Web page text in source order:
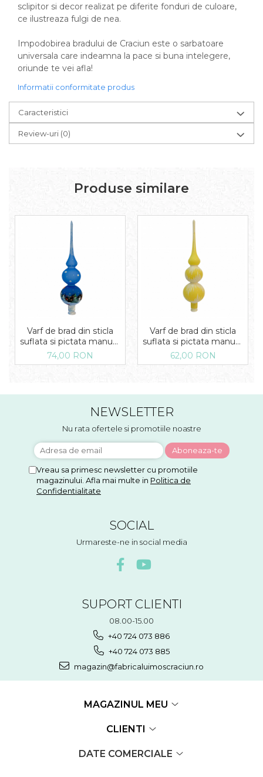
sclipitor si decor realizat pe diferite fonduri de culoare,
ce ilustreaza fulgi de nea.
Impodobirea bradului de Craciun este o sarbatoare
universala care indeamna la pace si buna intelegere,
oriunde te vei afla!
Informatii conformitate produs
Caracteristici
Review-uri (0)
Produse similare
Varf de brad din sticla
suflata si pictata manual,
Argcoms, Fabrica lui Mos
Craciun, Peisaj de iarna,
74,00 RON
Varf de brad din sticla
suflata si pictata manual,
Argcoms, Fabrica lui Mos
Craciun, Turturi
62,00 RON
NEWSLETTER
Nu rata ofertele si promotiile noastre
Vreau sa primesc newsletter cu promotiile
magazinului. Afla mai multe in Politica de
Confidentialitate
SOCIAL
Urmareste-ne in social media
SUPORT CLIENTI
08.00-15.00
+40 724 073 886
+40 724 073 885
magazin@fabricaluimoscraciun.ro
MAGAZINUL MEU
CLIENTI
DATE COMERCIALE